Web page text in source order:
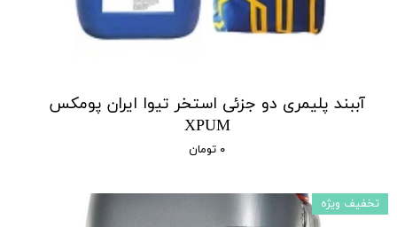
آببند پلیمری دو جزئی استخر تیوا ایران پومکس
XPUM
۰ تومان
تخفیف ویژه